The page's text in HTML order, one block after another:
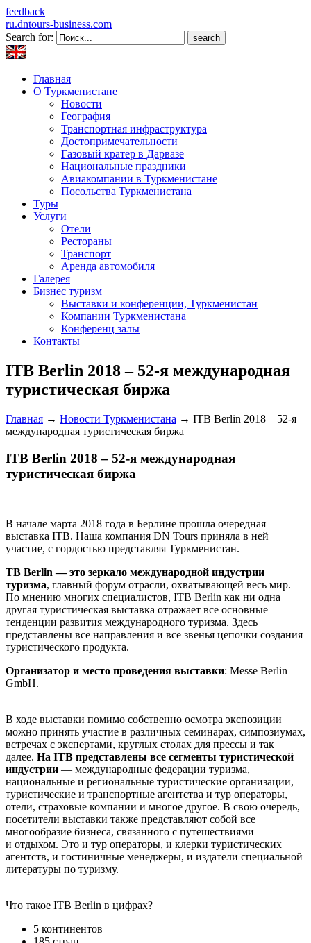
feedback
ru.dntours-business.com
Search for:
Главная
О Туркменистане
Новости
География
Транспортная инфраструктура
Достопримечательности
Газовый кратер в Дарвазе
Национальные праздники
Авиакомпании в Туркменистане
Посольства Туркменистана
Туры
Услуги
Отели
Рестораны
Транспорт
Аренда автомобиля
Галерея
Бизнес туризм
Выставки и конференции, Туркменистан
Компании Туркменистана
Конференц залы
Контакты
ITB Berlin 2018 – 52-я международная
туристическая биржа
Главная → Новости Туркменистана → ITB Berlin 2018 – 52-я
международная туристическая биржа
ITB Berlin 2018 – 52-я международная
туристическая биржа
В начале марта 2018 года в Берлине прошла очередная
выставка ITB. Наша компания DN Tours приняла в ней
участие, с гордостью представляя Туркменистан.
TB Berlin — это зеркало международной индустрии
туризма, главный форум отрасли, охватывающей весь мир.
По мнению многих специалистов, ITB Berlin как ни одна
другая туристическая выставка отражает все основные
тенденции развития международного туризма. Здесь
представлены все направления и все звенья цепочки создания
туристического продукта.
Организатор и место проведения выставки: Messe Berlin
GmbH.
В ходе выставки помимо собственно осмотра экспозиции
можно принять участие в различных семинарах, симпозиумах,
встречах с экспертами, круглых столах для прессы и так
далее. На ITB представлены все сегменты туристической
индустрии — международные федерации туризма,
национальные и региональные туристические организации,
туристические и транспортные агентства и тур операторы,
отели, страховые компании и многое другое. В свою очередь,
посетители выставки также представляют собой все
многообразие бизнеса, связанного с путешествиями
и отдыхом. Это и тур операторы, и клерки туристических
агентств, и гостиничные менеджеры, и издатели специальной
литературы по туризму.
Что такое ITB Berlin в цифрах?
5 континентов